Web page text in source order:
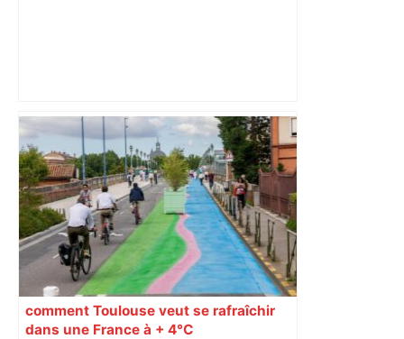
Un baume sur la plaie : l'OM a gagné à
Toulouse mais n'a pas reconquis les
coeurs – L'Équipe
comment Toulouse veut se rafraîchir
dans une France à + 4°C